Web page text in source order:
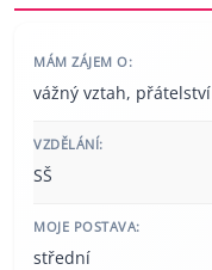
MÁM ZÁJEM O:
vážný vztah, přátelství
VZDĚLÁNÍ:
SŠ
MOJE POSTAVA:
střední